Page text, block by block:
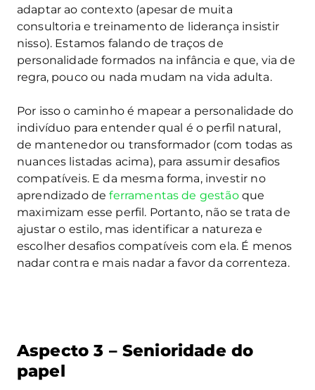
adaptar ao contexto (apesar de muita
consultoria e treinamento de liderança insistir
nisso). Estamos falando de traços de
personalidade formados na infância e que, via de
regra, pouco ou nada mudam na vida adulta.
Por isso o caminho é mapear a personalidade do
indivíduo para entender qual é o perfil natural,
de mantenedor ou transformador (com todas as
nuances listadas acima), para assumir desafios
compatíveis. E da mesma forma, investir no
aprendizado de ferramentas de gestão que
maximizam esse perfil. Portanto, não se trata de
ajustar o estilo, mas identificar a natureza e
escolher desafios compatíveis com ela. É menos
nadar contra e mais nadar a favor da correnteza.
Aspecto 3 – Senioridade do
papel